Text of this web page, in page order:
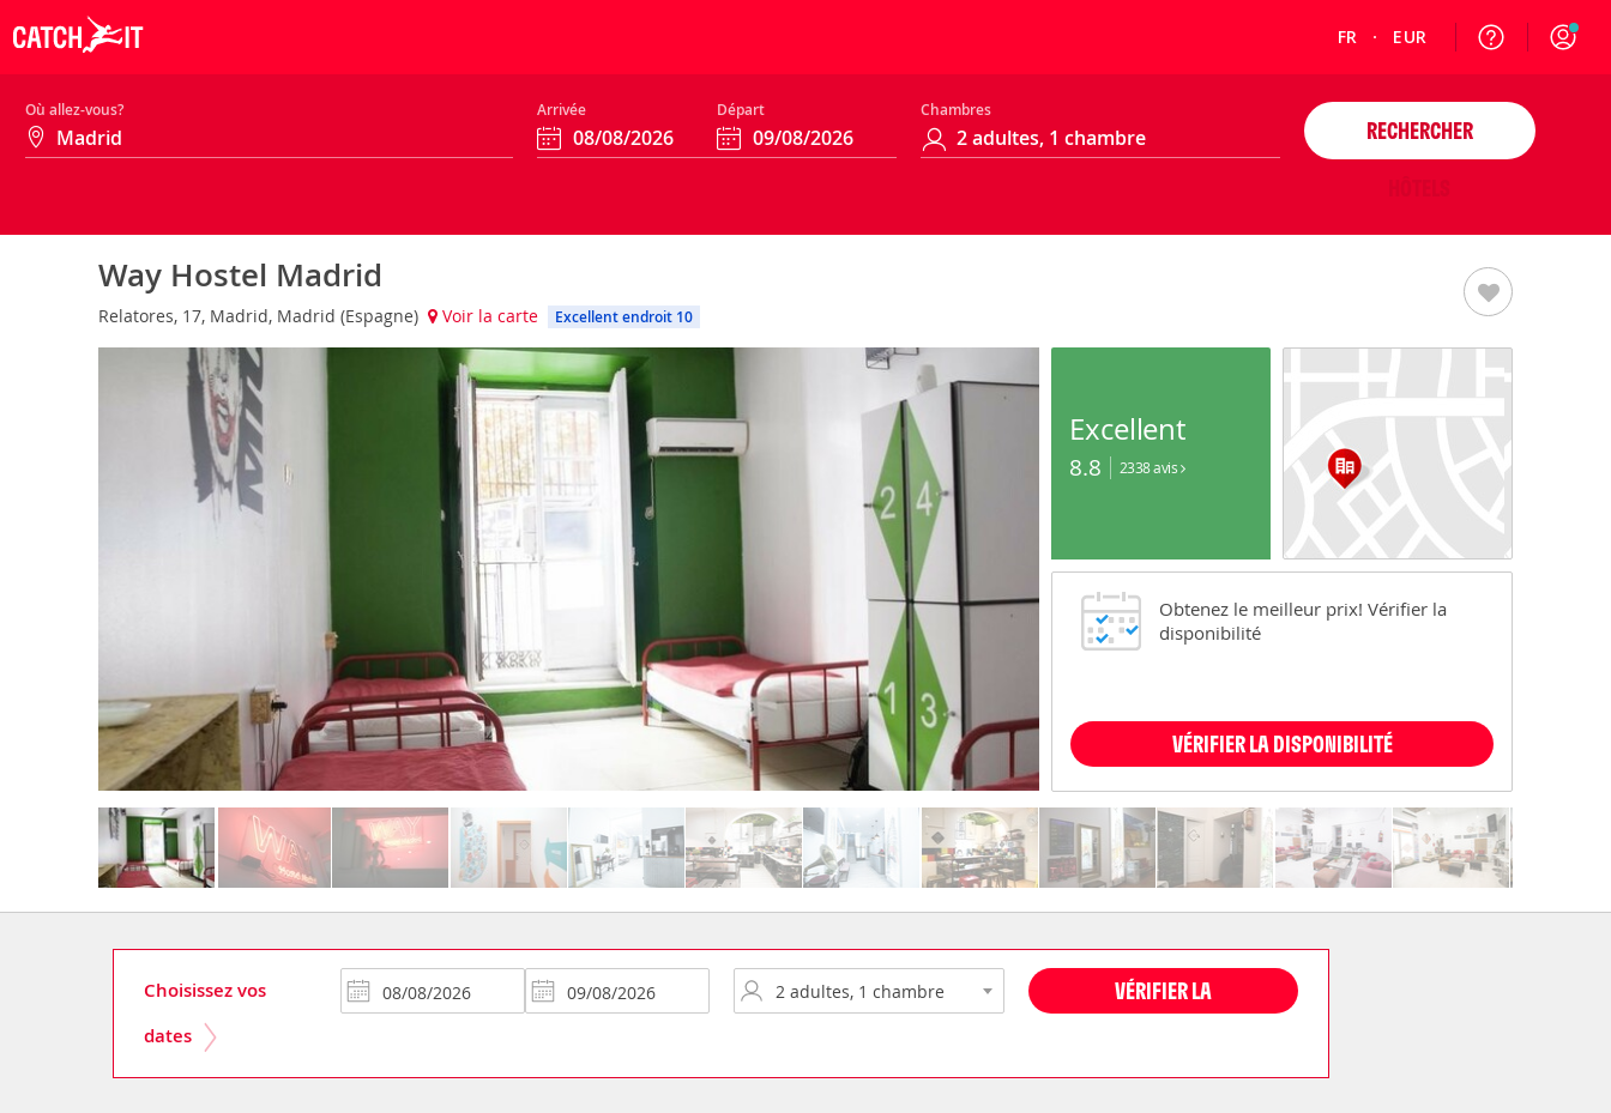
FR EUR
Où allez-vous? Arrivée Départ Chambres
RECHERCHER
Way Hostel Madrid
Relatores, 17, Madrid, Madrid (Espagne) Voir la carte Excellent endroit 10
Excellent
8.8 2338 avis
Obtenez le meilleur prix! Vérifier la
disponibilité
VÉRIFIER LA DISPONIBILITÉ
Choisissez vos
dates
VÉRIFIER LA